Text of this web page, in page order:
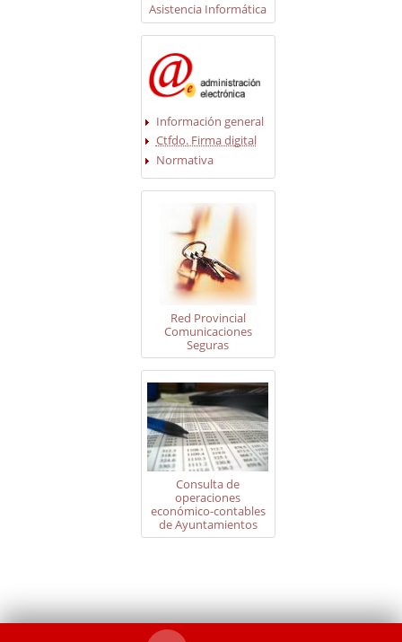
Asistencia Informática
Información general
Ctfdo. Firma digital
Normativa
Red Provincial
Comunicaciones
Seguras
Consulta de
operaciones
económico-contables
de Ayuntamientos